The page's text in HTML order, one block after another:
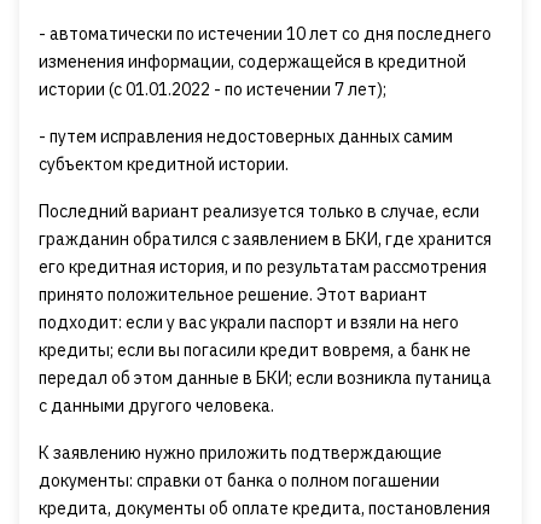
- автоматически по истечении 10 лет со дня последнего
изменения информации, содержащейся в кредитной
истории (с 01.01.2022 - по истечении 7 лет);
- путем исправления недостоверных данных самим
субъектом кредитной истории.
Последний вариант реализуется только в случае, если
гражданин обратился с заявлением в БКИ, где хранится
его кредитная история, и по результатам рассмотрения
принято положительное решение. Этот вариант
подходит: если у вас украли паспорт и взяли на него
кредиты; если вы погасили кредит вовремя, а банк не
передал об этом данные в БКИ; если возникла путаница
с данными другого человека.
К заявлению нужно приложить подтверждающие
документы: справки от банка о полном погашении
кредита, документы об оплате кредита, постановления